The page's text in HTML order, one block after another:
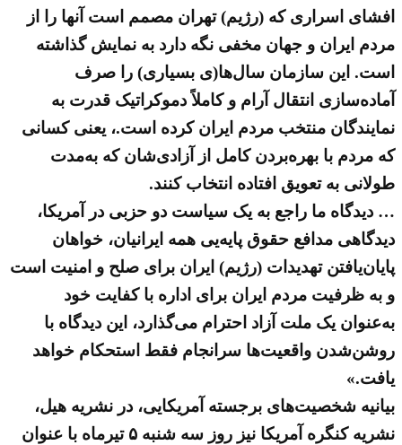
افشای اسراری که (رژیم) تهران مصمم است آنها را از
مردم ایران و جهان مخفی نگه دارد به نمایش گذاشته
است. این سازمان سال‌ها(ی بسیاری) را صرف
آماده‌سازی انتقال آرام و کاملاً دموکراتیک قدرت به
نمایندگان منتخب مردم ایران کرده است.، یعنی کسانی
که مردم با بهره‌بردن کامل از آزادی‌شان که به‌مدت
طولانی به تعویق افتاده انتخاب کنند.
… دیدگاه ما راجع به یک سیاست دو حزبی در آمریکا،
دیدگاهی مدافع حقوق پایه‌یی همه ایرانیان، خواهان
پایان‌یافتن تهدیدات (رژیم) ایران برای صلح و امنیت است
و به ظرفیت مردم ایران برای اداره با کفایت خود
به‌عنوان یک ملت آزاد احترام می‌گذارد، این دیدگاه با
روشن‌شدن واقعیت‌ها سرانجام فقط استحکام خواهد
یافت.»
بیانیه شخصیت‌های برجسته آمریکایی، در نشریه هیل،
نشریه کنگره آمریکا نیز روز سه شنبه ۵ تیرماه با عنوان